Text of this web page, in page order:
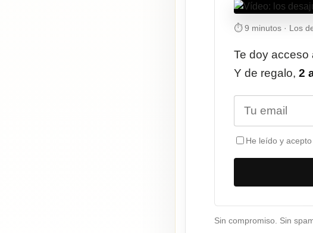
⏱ 9 minutos · Los
Te doy acceso
Y de regalo, 2
He leído y
Sin compromiso. Sin